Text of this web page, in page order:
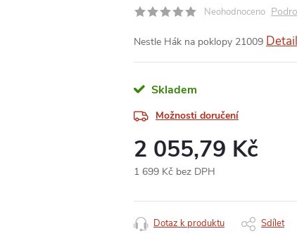
Neohodnoceno
Nestle Hák na poklopy 21009
Skladem
Možnosti doručení
2 055,79 Kč
1 699 Kč bez DPH
cena:
Dotaz k produktu Sdílet